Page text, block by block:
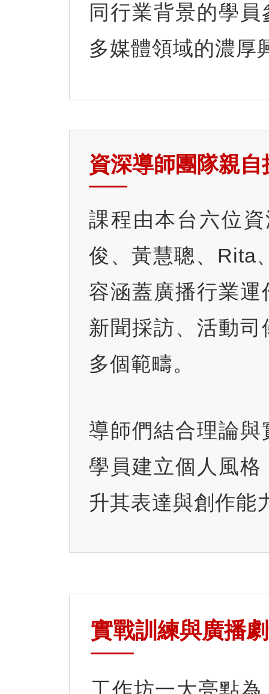
同行業背景的學
多媒體領域的濃厚
資深導師團隊親自
課程由本台六位
俊、黃慧聰、Rita
容涵蓋廣播行業
新聞採訪、活動
多個範疇。
導師們結合理論
學員建立個人風
升其表達與創作能
實戰訓練與廣播